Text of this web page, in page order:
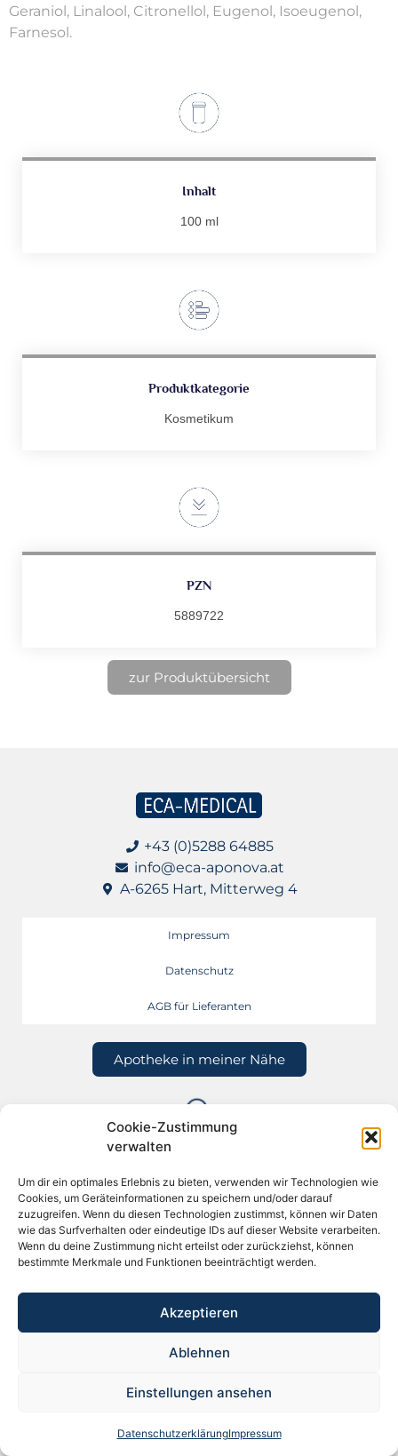
Cookie-Zustimmung
verwalten
Um dir ein optimales Erlebnis zu bieten, verwenden wir Technologien wie
Cookies, um Geräteinformationen zu speichern und/oder darauf
zuzugreifen. Wenn du diesen Technologien zustimmst, können wir Daten
wie das Surfverhalten oder eindeutige IDs auf dieser Website verarbeiten.
Wenn du deine Zustimmung nicht erteilst oder zurückziehst, können
bestimmte Merkmale und Funktionen beeinträchtigt werden.
Akzeptieren
Ablehnen
Einstellungen ansehen
DatenschutzerklärungImpressum
Geraniol, Linalool, Citronellol, Eugenol, Isoeugenol,
Farnesol.
Inhalt
100 ml
Produktkategorie
Kosmetikum
PZN
5889722
zur Produktübersicht
+43 (0)5288 64885
info@eca-aponova.at
A-6265 Hart, Mitterweg 4
Impressum
Datenschutz
AGB für Lieferanten
Apotheke in meiner Nähe
© Copyright ECA-Medical Handels-GmbH